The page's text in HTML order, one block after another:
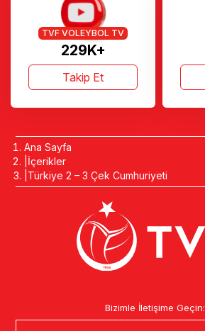
229K+
TVF VOLEYBOL TV
Takip Et
Ana Sayfa
İçerikler
Türkiye 2 – 3 Çek Cumhuriyeti
Bizimle İletişime Geçin: